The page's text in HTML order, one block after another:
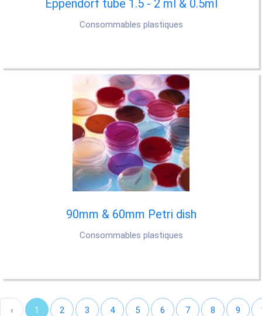
Eppendorf tube 1.5 - 2 ml & 0.5ml
Consommables plastiques
90mm & 60mm Petri dish
Consommables plastiques
‹ 1 2 3 4 5 6 7 8 9